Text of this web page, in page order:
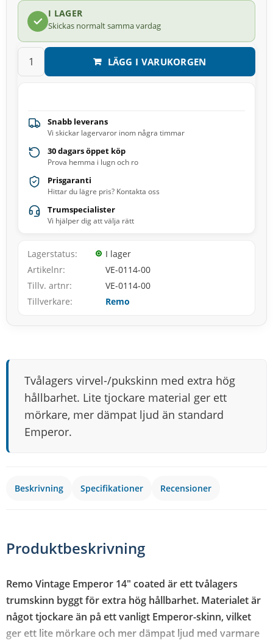
I LAGER
Skickas normalt samma vardag
LÄGG I VARUKORGEN
Snabb leverans
Vi skickar lagervaror inom några timmar
30 dagars öppet köp
Prova hemma i lugn och ro
Prisgaranti
Hittar du lägre pris? Kontakta oss
Trumspecialister
Vi hjälper dig att välja rätt
Lagerstatus
I lager
Artikelnr
VE-0114-00
Tillv. artnr
VE-0114-00
Tillverkare
Remo
Tvålagers virvel-/pukskinn med extra hög
hållbarhet. Lite tjockare material ger ett
mörkare, mer dämpat ljud än standard
Emperor.
Beskrivning Specifikationer Recensioner
Produktbeskrivning
Remo Vintage Emperor 14" coated är ett tvålagers
trumskinn byggt för extra hög hållbarhet. Materialet är
något tjockare än på ett vanligt Emperor-skinn, vilket
ger ett lite mörkare och mer dämpat ljud med varmare